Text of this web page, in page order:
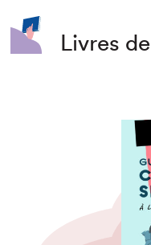
Livres